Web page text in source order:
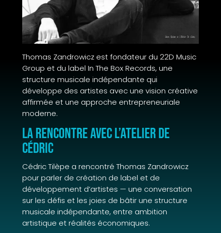
Thomas Zandrowicz est fondateur du 22D Music
Group et du label In The Box Records, une
structure musicale indépendante qui
développe des artistes avec une vision créative
affirmée et une approche entrepreneuriale
moderne.
La rencontre avec L’Atelier de
Cédric
Cédric Tilèpe a rencontré Thomas Zandrowicz
pour parler de création de label et de
développement d’artistes — une conversation
sur les défis et les joies de bâtir une structure
musicale indépendante, entre ambition
artistique et réalités économiques.